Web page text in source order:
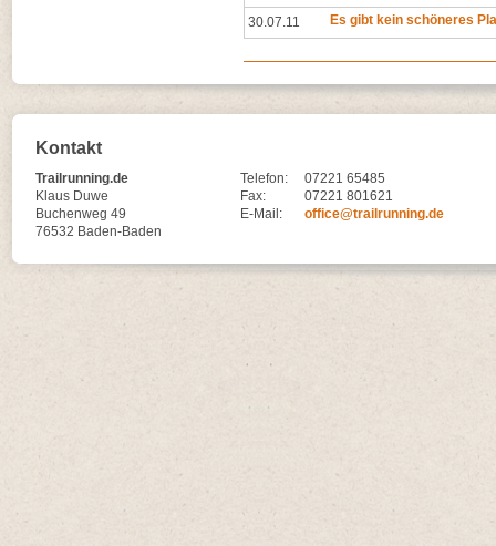
30.07.11 Es gibt kein schöneres
Kontakt
Trailrunning.de
Klaus Duwe
Buchenweg 49
76532 Baden-Baden
Telefon:
07221 65485
Fax:
07221 801621
E-Mail:
office@trailrunning.de